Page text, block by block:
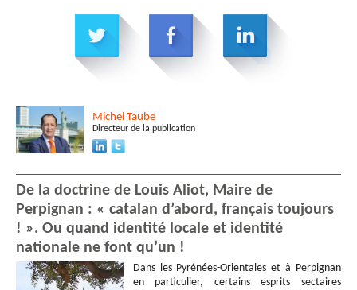
Michel Taube
Directeur de la publication
De la doctrine de Louis Aliot, Maire de
Perpignan : « catalan d’abord, français toujours
! ». Ou quand identité locale et identité
nationale ne font qu’un !
Dans les Pyrénées-Orientales et à Perpignan
en particulier, certains esprits sectaires